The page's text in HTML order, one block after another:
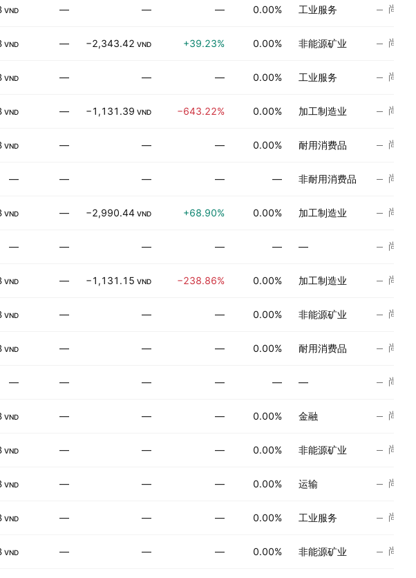
VND — — — 0.00% 工业服务 尚无
VND — −2,343.42 VND +39.23% 0.00% 非能源矿业 尚无
VND — — — 0.00% 工业服务 尚无
VND — −1,131.39 VND −643.22% 0.00% 加工制造业 尚无
VND — — — 0.00% 耐用消费品 尚无
— — — — — 非耐用消费品 尚无
VND — −2,990.44 VND +68.90% 0.00% 加工制造业 尚无
— — — — — — 尚无
VND — −1,131.15 VND −238.86% 0.00% 加工制造业 尚无
VND — — — 0.00% 非能源矿业 尚无
VND — — — 0.00% 耐用消费品 尚无
— — — — — — 尚无
VND — — — 0.00% 金融 尚无
VND — — — 0.00% 非能源矿业 尚无
VND — — — 0.00% 运输 尚无
VND — — — 0.00% 工业服务 尚无
VND — — — 0.00% 非能源矿业 尚无